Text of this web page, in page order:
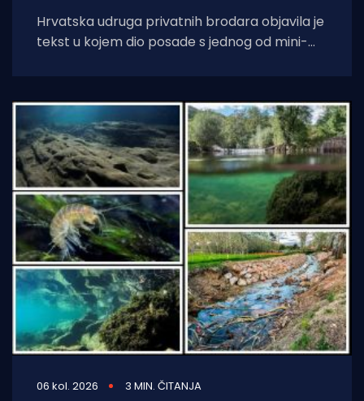
Hrvatska udruga privatnih brodara objavila je
tekst u kojem dio posade s jednog od mini-
06 kol. 2026 3 MIN. ČITANJA